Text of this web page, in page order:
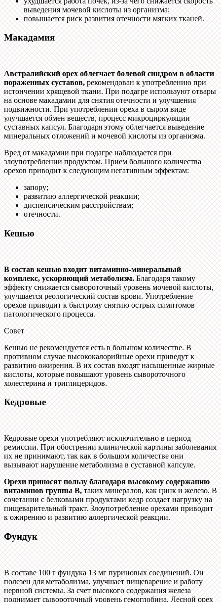
выведения мочевой кислоты из организма;
повышается риск развития отечности мягких тканей.
Макадамия
Австралийский орех облегчает болевой синдром в области
пораженных суставов, рекомендован к употреблению при
истончении хрящевой ткани. При подагре используют отвары
на основе макадамии для снятия отечности и улучшения
подвижности. При употреблении ореха в сыром виде
улучшается обмен веществ, процесс микроциркуляции
суставных капсул. Благодаря этому облегчается выведение
минеральных отложений и мочевой кислоты из организма.
Вред от макадамии при подагре наблюдается при
злоупотреблении продуктом. Прием большого количества
орехов приводит к следующим негативным эффектам:
запору;
развитию аллергической реакции;
диспепсическим расстройствам;
отечности.
Кешью
В состав кешью входит витаминно-минеральный
комплекс, ускоряющий метаболизм. Благодаря такому
эффекту снижается сывороточный уровень мочевой кислоты,
улучшается реологический состав крови. Употребление
орехов приводит к быстрому снятию острых симптомов
патологического процесса.
Совет
Кешью не рекомендуется есть в большом количестве. В
противном случае высококалорийные орехи приведут к
развитию ожирения. В их состав входят насыщенные жирные
кислоты, которые повышают уровень сывороточного
холестерина и триглицеридов.
Кедровые
Кедровые орехи употребляют исключительно в период
ремиссии. При обострении клинической картины заболевания
их не принимают, так как в большом количестве они
вызывают нарушение метаболизма в суставной капсуле.
Орехи приносят пользу благодаря высокому содержанию
витаминов группы B,таких минералов, как цинк и железо. В
сочетании с белковыми продуктами кедр создает нагрузку на
пищеварительный тракт. Злоупотребление орехами приводит
к ожирению и развитию аллергической реакции.
Фундук
В составе 100 г фундука 13 мг пуриновых соединений. Он
полезен для метаболизма, улучшает пищеварение и работу
нервной системы. За счет высокого содержания железа
поднимает сывороточный уровень гемоглобина. Лесной орех